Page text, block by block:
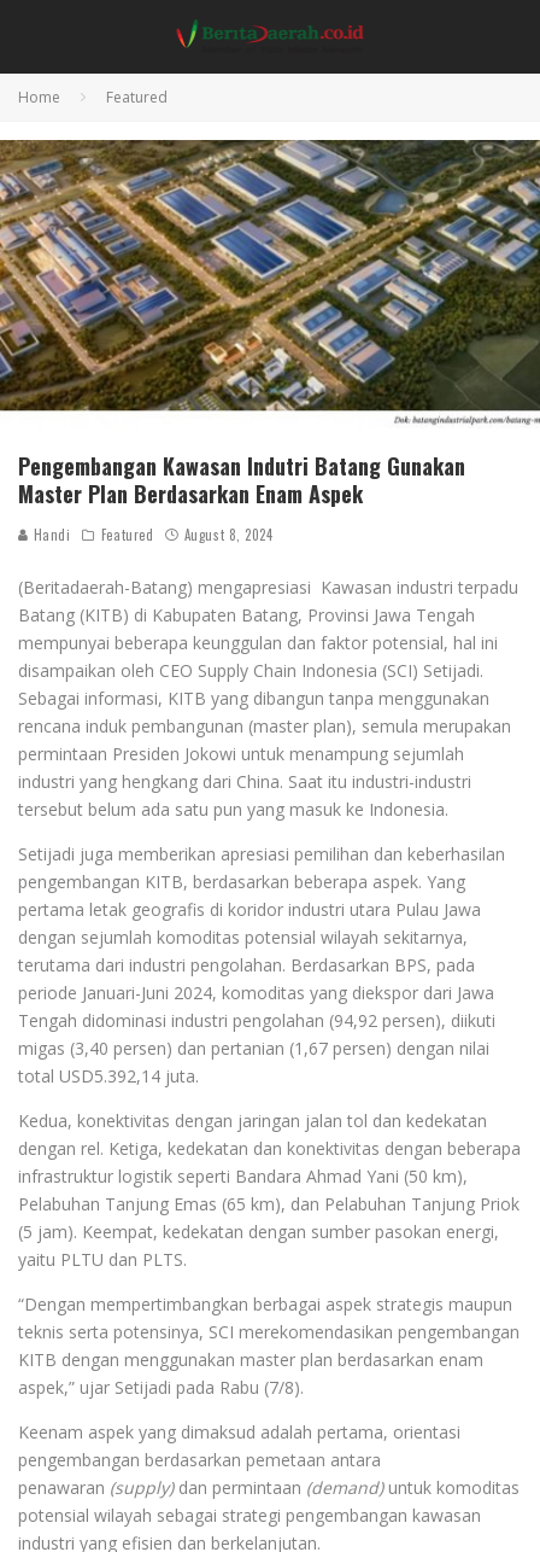
Home Featured
Pengembangan Kawasan Indutri Batang Gunakan
Master Plan Berdasarkan Enam Aspek
Handi Featured August 8, 2024
(Beritadaerah-Batang) mengapresiasi Kawasan industri terpadu
Batang (KITB) di Kabupaten Batang, Provinsi Jawa Tengah
mempunyai beberapa keunggulan dan faktor potensial, hal ini
disampaikan oleh CEO Supply Chain Indonesia (SCI) Setijadi.
Sebagai informasi, KITB yang dibangun tanpa menggunakan
rencana induk pembangunan (master plan), semula merupakan
permintaan Presiden Jokowi untuk menampung sejumlah
industri yang hengkang dari China. Saat itu industri-industri
tersebut belum ada satu pun yang masuk ke Indonesia.
Setijadi juga memberikan apresiasi pemilihan dan keberhasilan
pengembangan KITB, berdasarkan beberapa aspek. Yang
pertama letak geografis di koridor industri utara Pulau Jawa
dengan sejumlah komoditas potensial wilayah sekitarnya,
terutama dari industri pengolahan. Berdasarkan BPS, pada
periode Januari-Juni 2024, komoditas yang diekspor dari Jawa
Tengah didominasi industri pengolahan (94,92 persen), diikuti
migas (3,40 persen) dan pertanian (1,67 persen) dengan nilai
total USD5.392,14 juta.
Kedua, konektivitas dengan jaringan jalan tol dan kedekatan
dengan rel. Ketiga, kedekatan dan konektivitas dengan beberapa
infrastruktur logistik seperti Bandara Ahmad Yani (50 km),
Pelabuhan Tanjung Emas (65 km), dan Pelabuhan Tanjung Priok
(5 jam). Keempat, kedekatan dengan sumber pasokan energi,
yaitu PLTU dan PLTS.
“Dengan mempertimbangkan berbagai aspek strategis maupun
teknis serta potensinya, SCI merekomendasikan pengembangan
KITB dengan menggunakan master plan berdasarkan enam
aspek,” ujar Setijadi pada Rabu (7/8).
Keenam aspek yang dimaksud adalah pertama, orientasi
pengembangan berdasarkan pemetaan antara
penawaran (supply)dan permintaan (demand)untuk komoditas
potensial wilayah sebagai strategi pengembangan kawasan
industri yang efisien dan berkelanjutan.